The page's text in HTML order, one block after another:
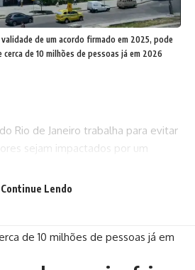
validade de um acordo firmado em 2025, pode
de 10 milhões de pessoas já em 2026
Rio de Janeiro trabalha para evitar
sejam impactados por um
o impasse entre a Cedae e a
de 10 milhões de pessoas já em
Continue Lendo